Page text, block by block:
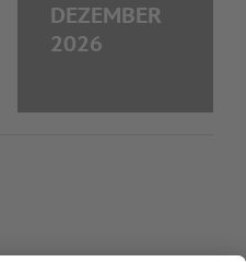
DEZEMBER
2026